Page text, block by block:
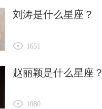
刘涛是什么星座？
1651
赵丽颖是什么星座？
1080